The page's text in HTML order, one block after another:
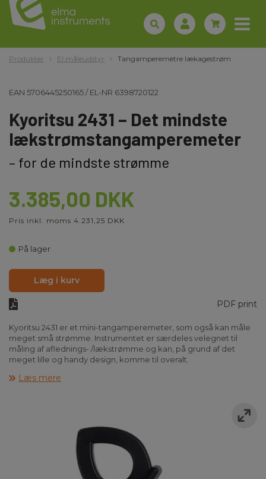
Produkter El måleudstyr Tangamperemetre lækagestrøm
EAN 5706445250165/EL-NR 6398720122
Kyoritsu 2431 – Det mindste
lækstrømstangamperemeter
– for de mindste strømme
3.385,00 DKK
Pris inkl. moms 4.231,25 DKK
På lager
Læg i kurv
PDF print
Kyoritsu 2431 er et mini-tangamperemeter, som også kan måle
meget små strømme. Instrumentet er særdeles velegnet til
måling af aflednings- /lækstrømme og kan, på grund af det
meget lille og handy design, komme til overalt.
Instrumentet er forsynet med datahold for fastlåsning af
området opløsning på 10 microampere. Instrumentet opfylder
Læs mere